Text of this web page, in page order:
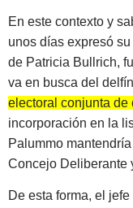
En este contexto y
unos días expresó
de Patricia Bullrich,
va en busca del delfín
electoral conjunta de
incorporación en la
Palummo
Concejo Deliberante
De esta forma, el